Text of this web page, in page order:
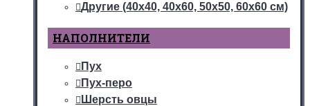
Другие (40х40, 40х60, 50х50, 60х60 см)
НАПОЛНИТЕЛИ
Пух
Пух-перо
Шерсть овцы